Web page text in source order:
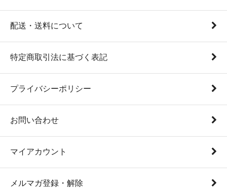
配送・送料について
特定商取引法に基づく表記
プライバシーポリシー
お問い合わせ
マイアカウント
メルマガ登録・解除